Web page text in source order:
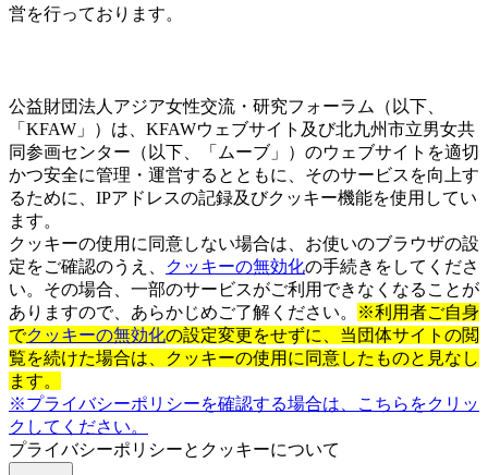
営を行っております。
公益財団法人アジア女性交流・研究フォーラム（以下、
「KFAW」）は、KFAWウェブサイト及び北九州市立男女共
同参画センター（以下、「ムーブ」）のウェブサイトを適切
かつ安全に管理・運営するとともに、そのサービスを向上す
るために、IPアドレスの記録及びクッキー機能を使用してい
ます。
クッキーの使用に同意しない場合は、お使いのブラウザの設
定をご確認のうえ、
クッキーの無効化の手続きをしてくださ
い。その場合、一部のサービスがご利用できなくなることが
ありますので、あらかじめご了解ください。
※利用者ご自身
でクッキーの無効化の設定変更をせずに、当団体サイトの閲
覧を続けた場合は、クッキーの使用に同意したものと見なし
ます。
※プライバシーポリシーを確認する場合は、こちらをクリッ
クしてください。
プライバシーポリシーとクッキーについて